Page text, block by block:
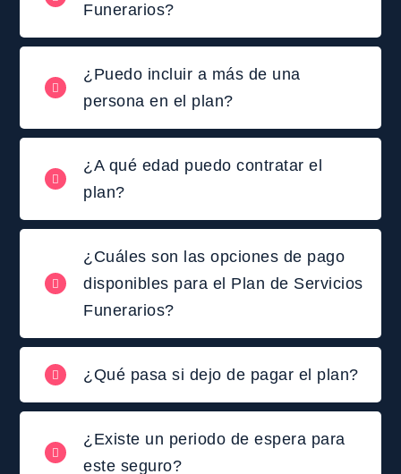
Funerarios?
¿Puedo incluir a más de una
persona en el plan?
¿A qué edad puedo contratar el
plan?
¿Cuáles son las opciones de pago
disponibles para el Plan de Servicios
Funerarios?
¿Qué pasa si dejo de pagar el plan?
¿Existe un periodo de espera para
este seguro?